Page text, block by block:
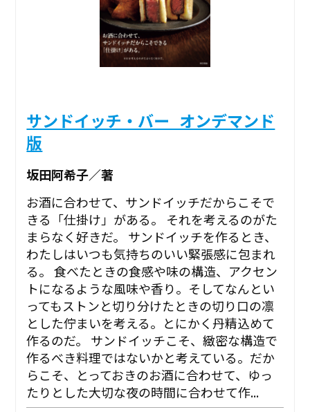
サンドイッチ・バー_オンデマンド
版
坂田阿希子／著
お酒に合わせて、サンドイッチだからこそで
きる「仕掛け」がある。 それを考えるのがた
まらなく好きだ。 サンドイッチを作るとき、
わたしはいつも気持ちのいい緊張感に包まれ
る。 食べたときの食感や味の構造、アクセン
トになるような風味や香り。そしてなんとい
ってもストンと切り分けたときの切り口の凛
とした佇まいを考える。とにかく丹精込めて
作るのだ。 サンドイッチこそ、緻密な構造で
作るべき料理ではないかと考えている。だか
らこそ、とっておきのお酒に合わせて、ゆっ
たりとした大切な夜の時間に合わせて作...